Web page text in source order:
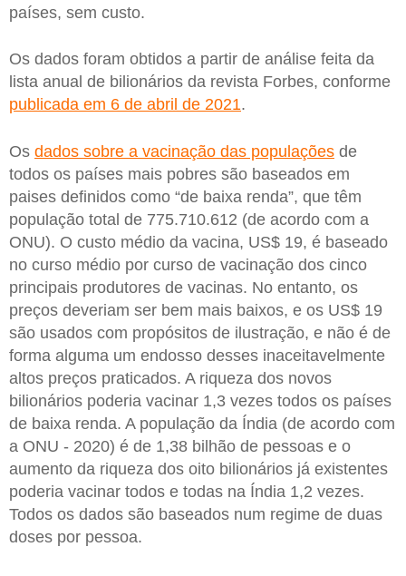
países, sem custo.
Os dados foram obtidos a partir de análise feita da
lista anual de bilionários da revista Forbes, conforme
publicada em 6 de abril de 2021.
Os dados sobre a vacinação das populações de
todos os países mais pobres são baseados em
paises definidos como “de baixa renda”, que têm
população total de 775.710.612 (de acordo com a
ONU). O custo médio da vacina, US$ 19, é baseado
no curso médio por curso de vacinação dos cinco
principais produtores de vacinas. No entanto, os
preços deveriam ser bem mais baixos, e os US$ 19
são usados com propósitos de ilustração, e não é de
forma alguma um endosso desses inaceitavelmente
altos preços praticados. A riqueza dos novos
bilionários poderia vacinar 1,3 vezes todos os países
de baixa renda. A população da Índia (de acordo com
a ONU - 2020) é de 1,38 bilhão de pessoas e o
aumento da riqueza dos oito bilionários já existentes
poderia vacinar todos e todas na Índia 1,2 vezes.
Todos os dados são baseados num regime de duas
doses por pessoa.